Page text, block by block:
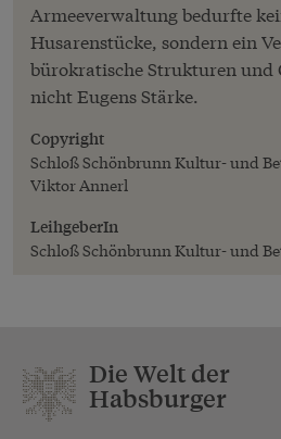
Armeeverwaltung bedurfte
Husarenstücke, sondern ein
bürokratische Strukturen und
nicht Eugens Stärke.
Copyright
Schloß Schönbrunn Kultur- und
Viktor Annerl
LeihgeberIn
Schloß Schönbrunn Kultur- und
Die Welt der
Habsburger